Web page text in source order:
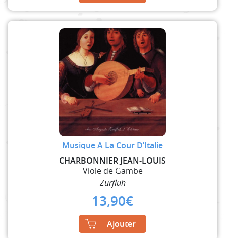
Musique A La Cour D’Italie
CHARBONNIER JEAN-LOUIS
Viole de Gambe
Zurfluh
13,90€
Ajouter